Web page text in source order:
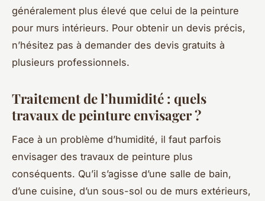
généralement plus élevé que celui de la peinture
pour murs intérieurs. Pour obtenir un devis précis,
n’hésitez pas à demander des devis gratuits à
plusieurs professionnels.
Traitement de l’humidité : quels
travaux de peinture envisager ?
Face à un problème d’humidité, il faut parfois
envisager des travaux de peinture plus
conséquents. Qu’il s’agisse d’une salle de bain,
d’une cuisine, d’un sous-sol ou de murs extérieurs,